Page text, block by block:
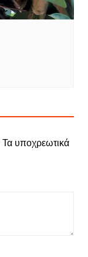
Τα υποχρεωτικά